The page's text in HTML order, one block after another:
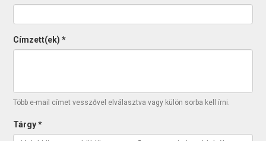
Címzett(ek)*
Több e-mail címet vesszővel elválasztva vagy külön sorba kell írni.
Tárgy*